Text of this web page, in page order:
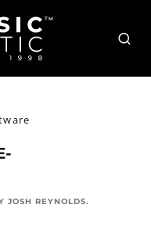
JOSH REYNOLDS.